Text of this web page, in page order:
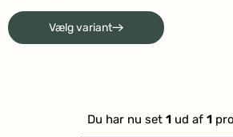
4.8
ud
af
Vælg variant
Du har nu set 1 ud af 1